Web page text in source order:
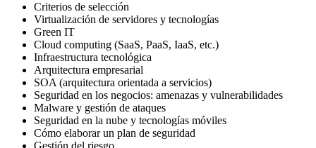
Criterios de selección
Virtualización de servidores y tecnologías
Green IT
Cloud computing (SaaS, PaaS, IaaS, etc.)
Infraestructura tecnológica
Arquitectura empresarial
SOA (arquitectura orientada a servicios)
Seguridad en los negocios: amenazas y vulnerabilidades
Malware y gestión de ataques
Seguridad en la nube y tecnologías móviles
Cómo elaborar un plan de seguridad